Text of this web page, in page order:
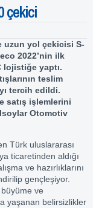
çekici
uzun yol çekicisi S-
2022’nin ilk
lojistiğe yaptı.
teslim
tercih edildi.
satış işlemlerini
Otomotiv
Türk uluslararası
ticaretinden aldığı
ve hazırlıklarını
gençleşiyor.
büyüme ve
yaşanan belirsizlikler